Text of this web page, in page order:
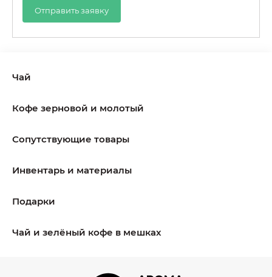
Отправить заявку
Чай
Кофе зерновой и молотый
Сопутствующие товары
Инвентарь и материалы
Подарки
Чай и зелёный кофе в мешках